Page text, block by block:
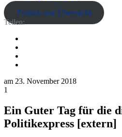
Zurück zur Übersicht
Teilen:
am 23. November 2018
1
Ein Guter Tag für die
Politikexpress [extern]